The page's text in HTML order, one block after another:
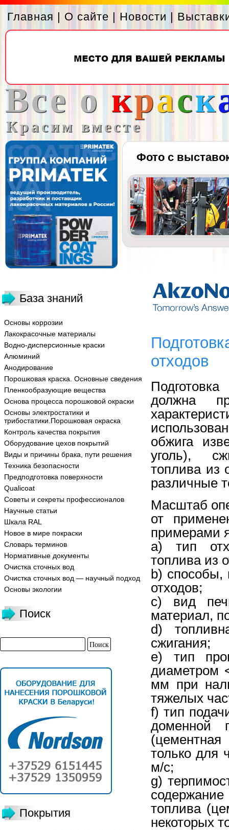
Главная | О сайте | Новости |
Все о краск
Красим вместе
Фото с
База знаний
Основы коррозии
Лакокрасочные материалы
Водно-дисперсионные краски
Алюминий
Анодирование
Порошковая краска. Основные сведения
Пленкообразующие вещества
Основа процесса порошковой окраски
Основы электростатики и
трибостатики.Порошковая окраска
Контроль качества покрытия
Оборудование цехов покрытий
Виды и причины брака, пути решения
Техника безопасности
Предподготовка поверхности
Qualicoat
Советы и секреты профессионалов
Научные статьи
Шкала RAL
Новое в мире покраски
Словарь терминов
Нормативные документы
Очистка сточных вод
Очистка сточных вод — научный подход
Основы экологии
Поиск
Покрытия
отходов
должна
обжига
уголь),
топлива из
различные
Масштаб
от
примерами
a) тип
топлива из
b) способы,
отходов;
c) вид
материал,
d)
сжигания;
e) тип
диаметром
мм при
тяжелых
f) тип
доменной
только для
м/с;
g)
топлива
некоторых